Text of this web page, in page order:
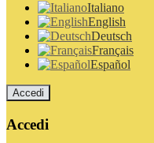
Italiano
English
Deutsch
Français
Español
Accedi
Accedi